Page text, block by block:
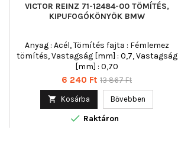
VICTOR REINZ 71-12484-00 TÖMÍTÉS,
KIPUFOGÓKÖNYÖK BMW
Anyag : Acél, Tömítés fajta : Fémlemez
tömítés, Vastagság [mm] : 0,7, Vastagság
[mm] : 0,70
Ár
6 240 Ft Normál
13 867 Ft
 Kosárba Bővebben
 Raktáron